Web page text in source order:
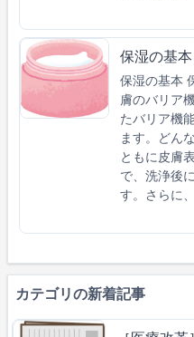
保湿の基本
保湿の基本
膚のバリア
たバリア機
ます。どん
ともに皮膚
で、洗浄後
す。さらに
カテゴリの新着記事